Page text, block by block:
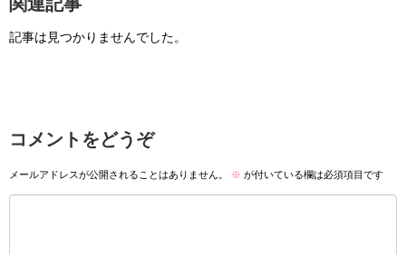
記事は見つかりませんでした。
コメントをどうぞ
メールアドレスが公開されることはありません。 ※ が付いている欄は必須項目です